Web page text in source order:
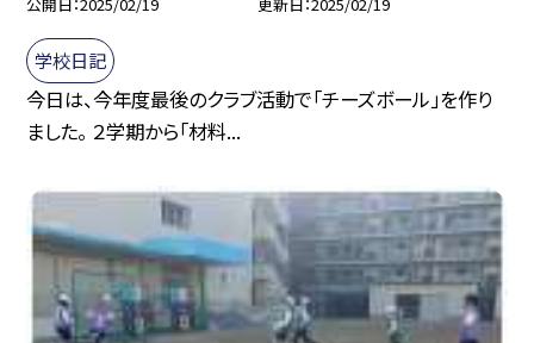
学校日記
今日は、今年度最後のクラブ活動で「チーズボール」を作り
ました。 ２学期から「材料...